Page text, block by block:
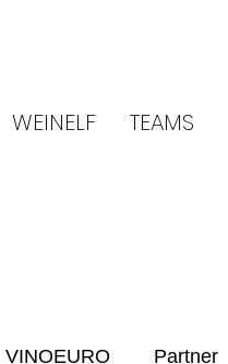
WEINELF TEAMS
VINOEURO Partner